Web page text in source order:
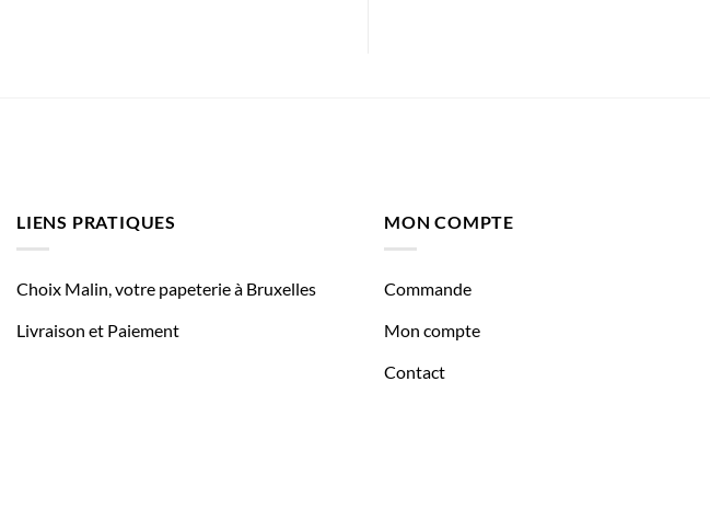
LIENS PRATIQUES
Choix Malin, votre papeterie à Bruxelles
Livraison et Paiement
MON COMPTE
Commande
Mon compte
Contact